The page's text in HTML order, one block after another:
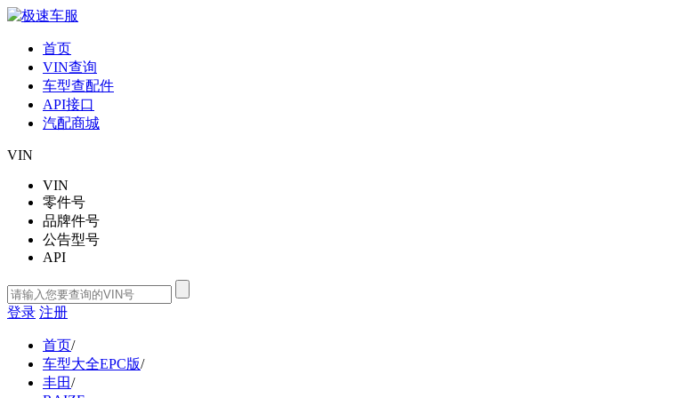
首页
VIN查询
车型查配件
API接口
汽配商城
VIN
VIN
零件号
品牌件号
公告型号
API
登录 注册
首页/
车型大全EPC版/
丰田/